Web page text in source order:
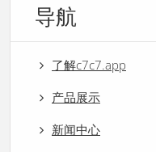
导航
了解c7c7.app
产品展示
新闻中心